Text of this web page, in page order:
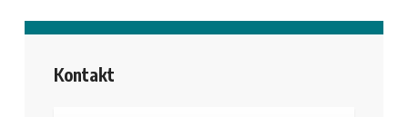
Kontakt